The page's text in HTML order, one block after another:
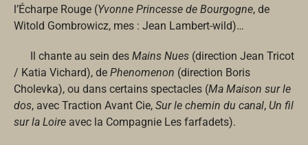
l’Écharpe Rouge (Yvonne Princesse de Bourgogne, de
Witold Gombrowicz, mes : Jean Lambert-wild)…
Il chante au sein des Mains Nues (direction Jean Tricot
/ Katia Vichard), de Phenomenon (direction Boris
Cholevka), ou dans certains spectacles (Ma Maison sur le
dos, avec Traction Avant Cie, Sur le chemin du canal, Un fil
sur la Loire avec la Compagnie Les farfadets).